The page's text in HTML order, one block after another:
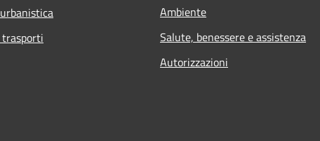
Ambiente
Salute, benessere e assistenza
Autorizzazioni